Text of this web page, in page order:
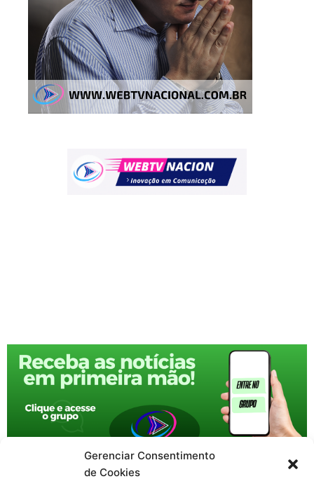
Gerenciar Consentimento
de Cookies